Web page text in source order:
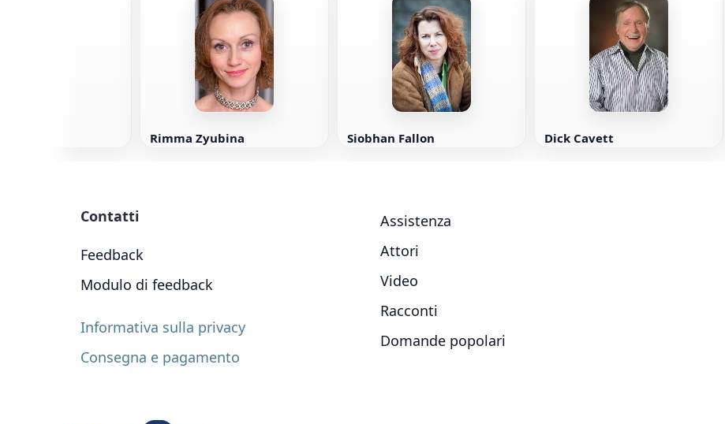
Rimma Zyubina Siobhan Fallon Dick Cavett
Contatti
Feedback
Modulo di feedback
Informativa sulla privacy
Consegna e pagamento
Assistenza
Attori
Video
Racconti
Domande popolari